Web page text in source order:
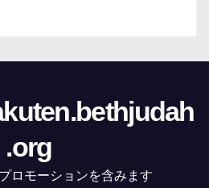
.org
ロモーションを含みます